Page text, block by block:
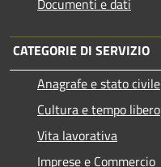
Documenti e dati
CATEGORIE DI SERVIZIO
Anagrafe e stato civile
Cultura e tempo libero
Vita lavorativa
Imprese e Commercio